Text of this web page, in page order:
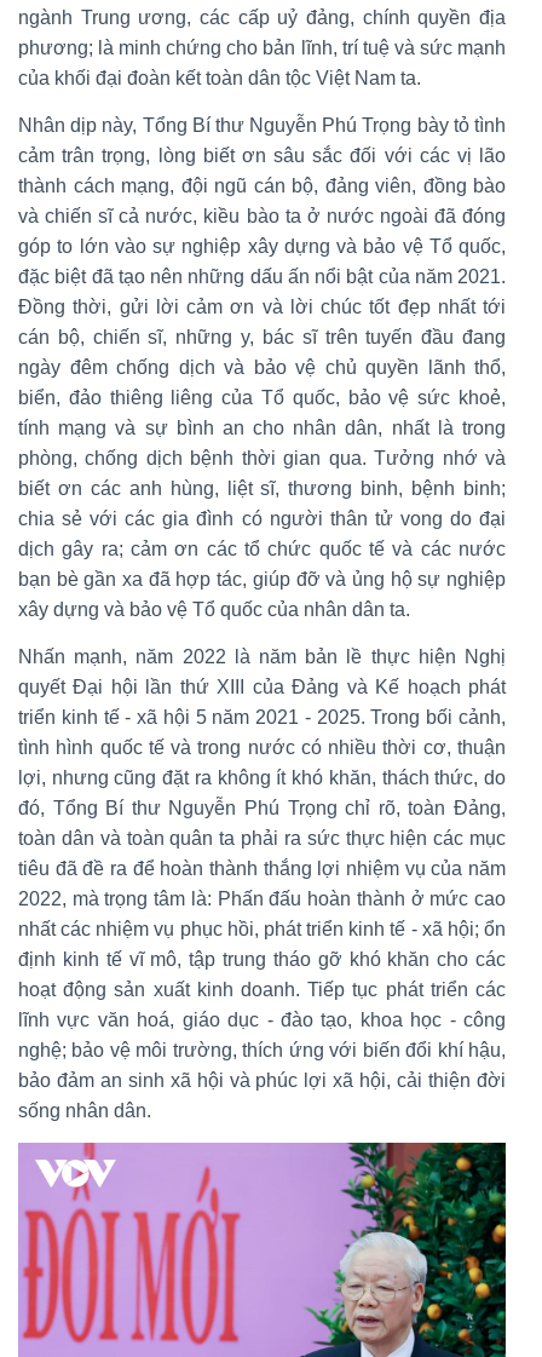
ngành Trung ương, các cấp uỷ đảng, chính quyền địa
phương; là minh chứng cho bản lĩnh, trí tuệ và sức mạnh
của khối đại đoàn kết toàn dân tộc Việt Nam ta.
Nhân dịp này, Tổng Bí thư Nguyễn Phú Trọng bày tỏ tình
cảm trân trọng, lòng biết ơn sâu sắc đối với các vị lão
thành cách mạng, đội ngũ cán bộ, đảng viên, đồng bào
và chiến sĩ cả nước, kiều bào ta ở nước ngoài đã đóng
góp to lớn vào sự nghiệp xây dựng và bảo vệ Tổ quốc,
đặc biệt đã tạo nên những dấu ấn nổi bật của năm 2021.
Đồng thời, gửi lời cảm ơn và lời chúc tốt đẹp nhất tới
cán bộ, chiến sĩ, những y, bác sĩ trên tuyến đầu đang
ngày đêm chống dịch và bảo vệ chủ quyền lãnh thổ,
biển, đảo thiêng liêng của Tổ quốc, bảo vệ sức khoẻ,
tính mạng và sự bình an cho nhân dân, nhất là trong
phòng, chống dịch bệnh thời gian qua. Tưởng nhớ và
biết ơn các anh hùng, liệt sĩ, thương binh, bệnh binh;
chia sẻ với các gia đình có người thân tử vong do đại
dịch gây ra; cảm ơn các tổ chức quốc tế và các nước
bạn bè gần xa đã hợp tác, giúp đỡ và ủng hộ sự nghiệp
xây dựng và bảo vệ Tổ quốc của nhân dân ta.
Nhấn mạnh, năm 2022 là năm bản lề thực hiện Nghị
quyết Đại hội lần thứ XIII của Đảng và Kế hoạch phát
triển kinh tế - xã hội 5 năm 2021 - 2025. Trong bối cảnh,
tình hình quốc tế và trong nước có nhiều thời cơ, thuận
lợi, nhưng cũng đặt ra không ít khó khăn, thách thức, do
đó, Tổng Bí thư Nguyễn Phú Trọng chỉ rõ, toàn Đảng,
toàn dân và toàn quân ta phải ra sức thực hiện các mục
tiêu đã đề ra để hoàn thành thắng lợi nhiệm vụ của năm
2022, mà trọng tâm là: Phấn đấu hoàn thành ở mức cao
nhất các nhiệm vụ phục hồi, phát triển kinh tế - xã hội; ổn
định kinh tế vĩ mô, tập trung tháo gỡ khó khăn cho các
hoạt động sản xuất kinh doanh. Tiếp tục phát triển các
lĩnh vực văn hoá, giáo dục - đào tạo, khoa học - công
nghệ; bảo vệ môi trường, thích ứng với biến đổi khí hậu,
bảo đảm an sinh xã hội và phúc lợi xã hội, cải thiện đời
sống nhân dân.